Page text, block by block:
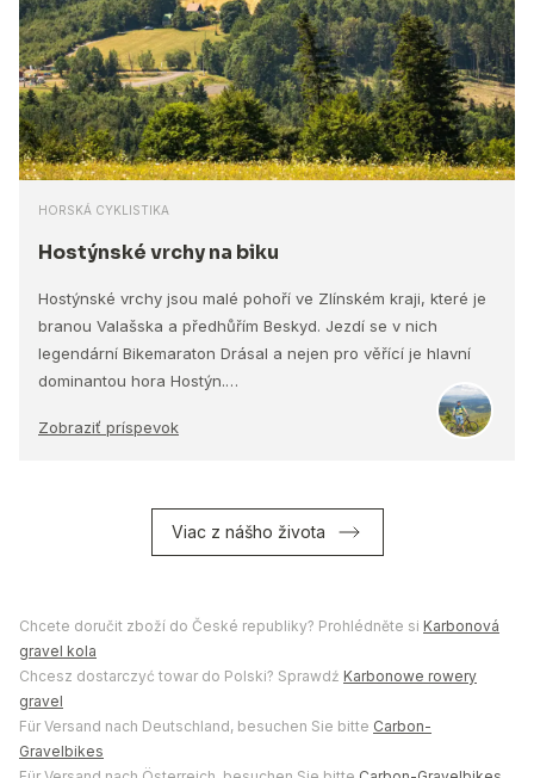
HORSKÁ CYKLISTIKA
Hostýnské vrchy na biku
Hostýnské vrchy jsou malé pohoří ve Zlínském kraji, které je
branou Valašska a předhůřím Beskyd. Jezdí se v nich
legendární Bikemaraton Drásal a nejen pro věřící je hlavní
dominantou hora Hostýn.…
Zobraziť príspevok
Viac z nášho života
Chcete doručit zboží do České republiky? Prohlédněte si Karbonová
gravel kola
Chcesz dostarczyć towar do Polski? Sprawdź Karbonowe rowery
gravel
Für Versand nach Deutschland, besuchen Sie bitte Carbon-
Gravelbikes